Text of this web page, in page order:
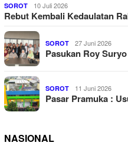
SOROT 10 Juli 2026
Rebut Kembali Kedaulatan
SOROT 27 Juni 2026
Pasukan Roy
SOROT 11 Juni 2026
Pasar Pramuka :
NASIONAL